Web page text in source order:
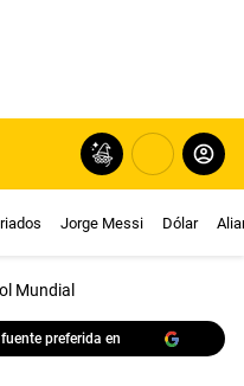
Jorge Messi Dólar
Mundial
preferida en